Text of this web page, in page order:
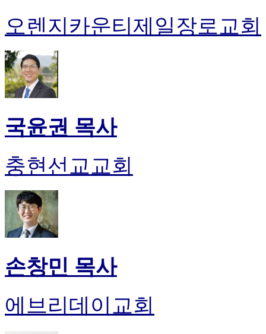
오렌지카운티제일장로교회
국윤권 목사
충현선교교회
손창민 목사
에브리데이교회